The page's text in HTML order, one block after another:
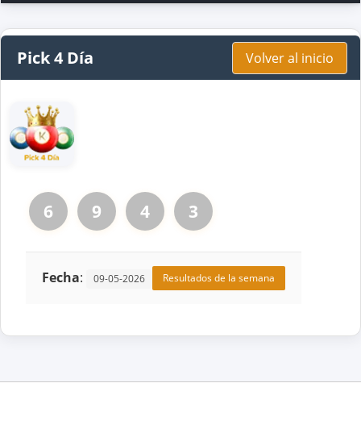
Pick 4 Día Volver al inicio
6 9 4 3
Fecha: 09-05-2026 Resultados de la semana